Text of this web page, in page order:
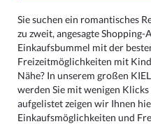
Sie suchen ein romantisches
zu zweit, angesagte Shopping-
Einkaufsbummel mit der
Freizeitmöglichkeiten mit
Nähe? In unserem großen
werden Sie mit wenigen
aufgelistet zeigen wir Ihnen
Einkaufsmöglichkeiten und